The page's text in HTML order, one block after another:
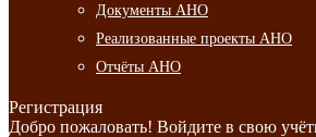
Документы АНО
Реализованные проекты АНО
Отчёты АНО
Регистрация
Добро пожаловать! Войдите в свою